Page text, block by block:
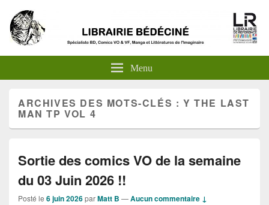
Menu
ARCHIVES DES MOTS-CLÉS :Y THE LAST
MAN TP VOL 4
Sortie des comics VO de la semaine
du 03 Juin 2026 !!
Posté le 6 juin 2026parMatt B —Aucun commentaire ↓